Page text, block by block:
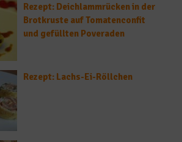
Rezept: Deichlammrücken in der
Brotkruste auf Tomatenconfit
und gefüllten Poveraden
Rezept: Lachs-Ei-Röllchen